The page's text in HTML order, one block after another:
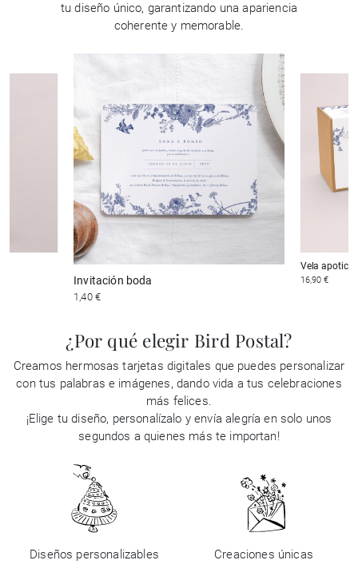
tu diseño único, garantizando una apariencia
coherente y memorable.
Invitación boda
1,40 €
Vela
16,90 €
¿Por qué elegir Bird Postal?
Creamos hermosas tarjetas digitales que puedes personalizar
con tus palabras e imágenes, dando vida a tus celebraciones
más felices.
¡Elige tu diseño, personalízalo y envía alegría en solo unos
segundos a quienes más te importan!
Diseños personalizables Creaciones únicas